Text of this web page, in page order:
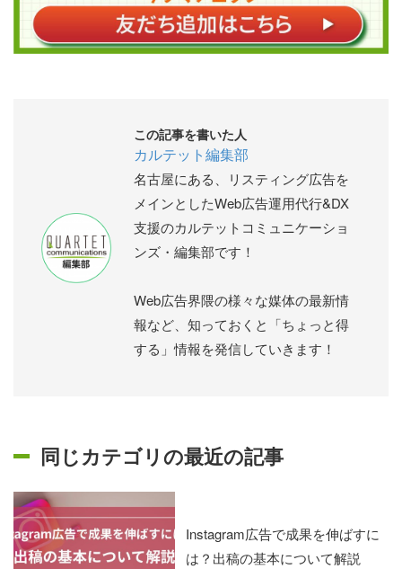
この記事を書いた人
カルテット編集部
名古屋にある、リスティング広告を
メインとしたWeb広告運用代行&DX
支援のカルテットコミュニケーショ
ンズ・編集部です！
Web広告界隈の様々な媒体の最新情
報など、知っておくと「ちょっと得
する」情報を発信していきます！
同じカテゴリの最近の記事
Instagram広告で成果を伸ばすに
は？出稿の基本について解説